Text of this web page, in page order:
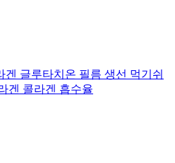
겐 글루타치온 필름 생선 먹기쉬
겐 콜라겐 흡수율